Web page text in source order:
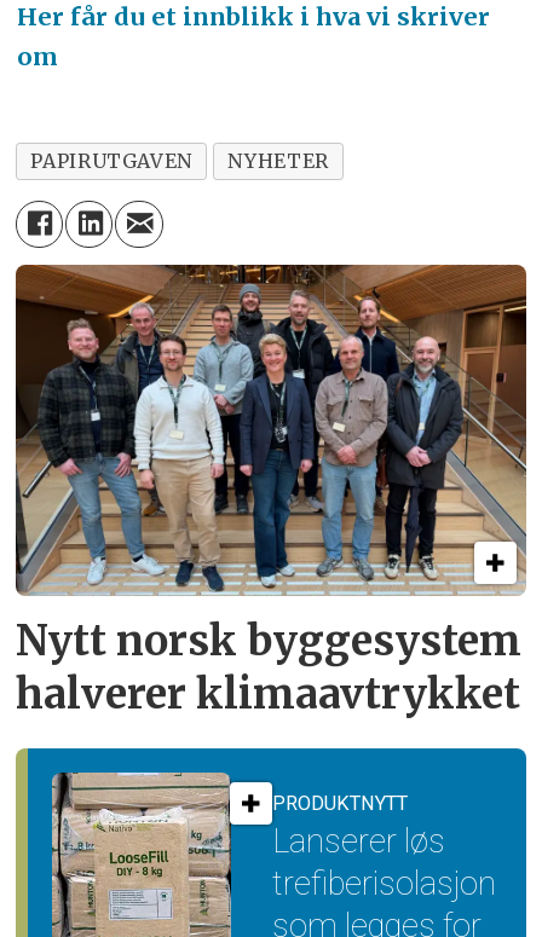
Her får du et innblikk i hva vi skriver
om
PAPIRUTGAVEN NYHETER
Nytt norsk byggesystem
halverer klimaavtrykket
PRODUKTNYTT
Lanserer løs
trefiber­isolasjon
som legges for